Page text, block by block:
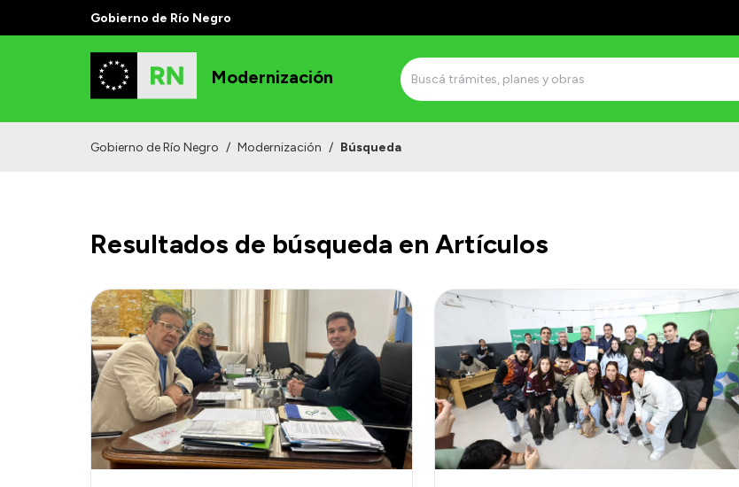
Gobierno de Río Negro
Modernización
Gobierno de Río Negro / Modernización / Búsqueda
Resultados de búsqueda en Artículos